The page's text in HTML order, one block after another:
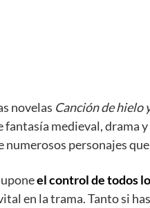
novelas Canción de hielo
fantasía medieval, drama
numerosos personajes
el control de todos
en la trama. Tanto si